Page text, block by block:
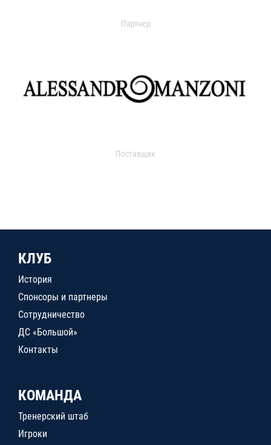
Партнер
Поставщик
КЛУБ
История
Спонсоры и партнеры
Сотрудничество
ДС «Большой»
Контакты
КОМАНДА
Тренерский штаб
Игроки